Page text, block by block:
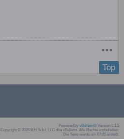
Top
Powered by vBulletin® Version 6.1.5
Copyright © 2026 MH Sub I, LLC dba vBulletin. Alle Rechte vorbehalten.
Die Seite wurde um 07:05 erstellt.